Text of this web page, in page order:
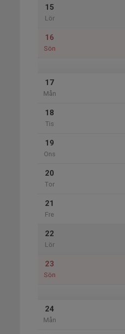
15
Lör
16
Sön
17
Mån
18
Tis
19
Ons
20
Tor
21
Fre
22
Lör
23
Sön
24
Mån